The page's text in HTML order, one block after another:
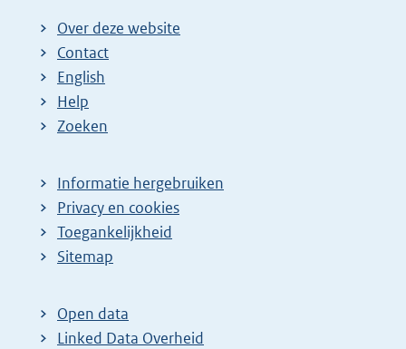
Over deze website
Contact
English
Help
Zoeken
Informatie hergebruiken
Privacy en cookies
Toegankelijkheid
Sitemap
Open data
Linked Data Overheid